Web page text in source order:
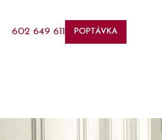
602 649 611 POPTÁVKA